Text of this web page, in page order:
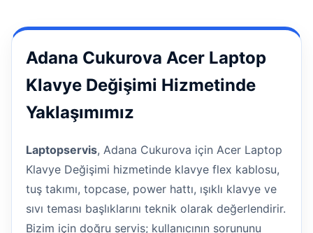
Adana Cukurova Acer Laptop
Klavye Değişimi Hizmetinde
Yaklaşımımız
Laptopservis, Adana Cukurova için Acer Laptop
Klavye Değişimi hizmetinde klavye flex kablosu,
tuş takımı, topcase, power hattı, ışıklı klavye ve
sıvı teması başlıklarını teknik olarak değerlendirir.
Bizim için doğru servis; kullanıcının sorununu